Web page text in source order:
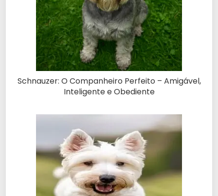
Schnauzer: O Companheiro Perfeito – Amigável,
Inteligente e Obediente